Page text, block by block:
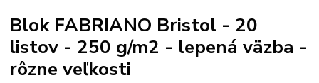
Blok FABRIANO Bristol - 20
listov - 250 g/m2 - lepená väzba -
rôzne veľkosti